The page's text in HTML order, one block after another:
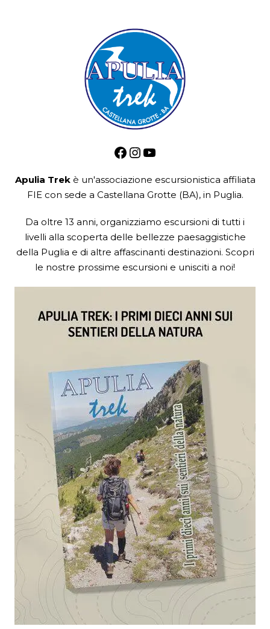
Facebook
Instagram
YouTube
Apulia Trekè un'associazione escursionistica affiliata
FIEcon sede a Castellana Grotte (BA), in Puglia.
Da oltre 13 anni, organizziamo escursioni di tutti i
livelli alla scoperta delle bellezze paesaggistiche
della Puglia e di altre affascinanti destinazioni. Scopri
le nostre prossime escursioni e unisciti a noi!